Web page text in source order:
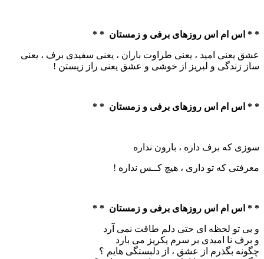
* * اس ام اس روزهای برفی و زمستان * *
عشق یعنی امید ، یعنی طراوت باران ، یعنی سفیدی برف ، یعنی
ساز زندگی و لبریز از خوشی و عشق یعنی راز زیستن !
* * اس ام اس روزهای برفی و زمستان * *
سوزی که برف داره ، بارون نداره
معرفتی که تو داری ، هیچ کــس نداره !
* * اس ام اس روزهای برفی و زمستان * *
و بی تو لحظه ای حتی دلم طاقت نمی آرد
و برف نا امیدی بر سرم یکریز می بارد
چگونه بگذرم از عشق ، از دلبستگی هایم ؟